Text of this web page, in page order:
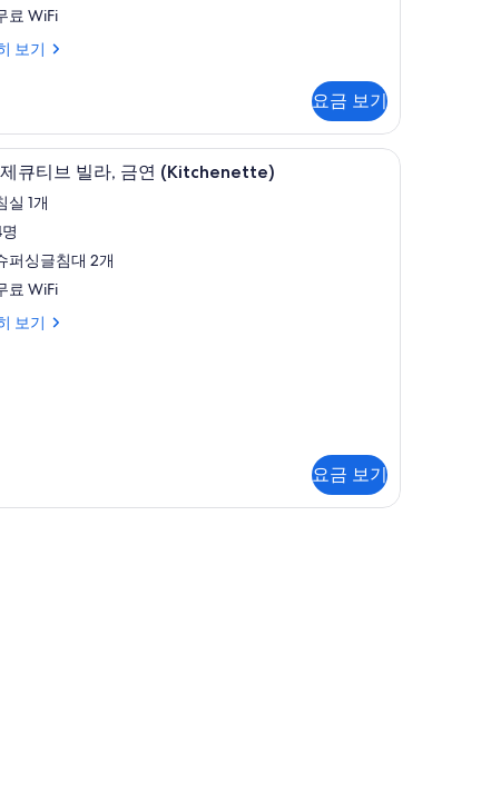
료 WiFi
보기
요금 보기
침구, 필로우탑 침대, 객실 내 금고, 책상이그제큐티브 빌라, 금연 (Kitchenette) | 고급
큐티브 빌라, 금연 (Kitchenette)
실 1개
퍼싱글침대 2개
료 WiFi
보기
요금 보기